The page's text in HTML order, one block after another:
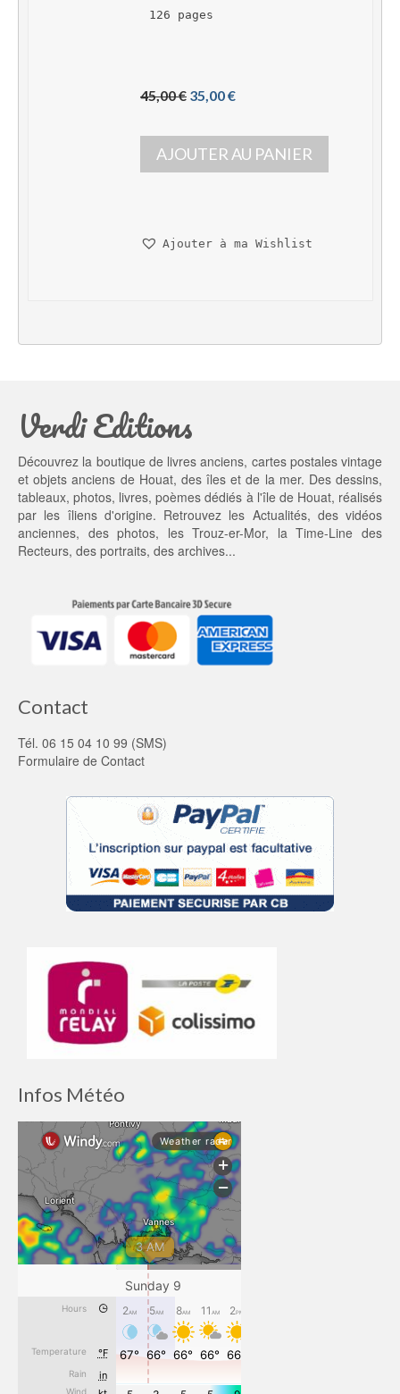
126 pages
45,00 € L
p
r
i
i
é
t :
5,
0
0 €.
35,00 €L
p
r
i
t
s
AJOUTER AU PANIER
Ajouter à ma Wishlist
Verdi Editions
Découvrez la boutique de livres anciens, cartes postales vintage
et objets anciens de Houat, des îles et de la mer. Des dessins,
tableaux, photos, livres, poèmes dédiés à l'île de Houat, réalisés
par les îliens d'origine. Retrouvez les Actualités, des vidéos
anciennes, desphotos, lesTrouz-er-Mor, laTime-Line des
Recteurs, des portraits, des archives...
Contact
Tél. 06 15 04 10 99 (SMS)
Formulaire de Contact
Infos Météo